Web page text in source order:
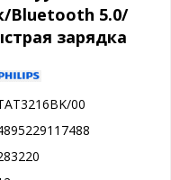
Bluetooth 5.0/
зарядка
00